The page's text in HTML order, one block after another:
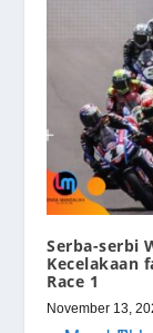
Serba-serbi
Kecelakaan
Race 1
November 13,